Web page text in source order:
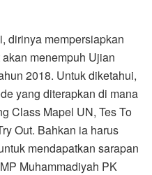
dirinya mempersiapkan
menempuh Ujian
2018. Untuk diketahui,
yang diterapkan di mana
Class Mapel UN, Tes To
Out. Bahkan ia harus
mendapatkan sarapan
Muhammadiyah PK